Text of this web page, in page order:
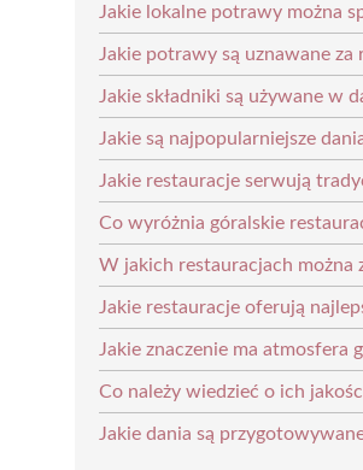
Jakie lokalne potrawy można
Jakie potrawy są uznawane
Jakie składniki są używane w
Jakie są najpopularniejsze
Jakie restauracje serwują
Co wyróżnia góralskie
W jakich restauracjach można
Jakie restauracje oferują
Jakie znaczenie ma atmosfera
Co należy wiedzieć o ich
Jakie dania są